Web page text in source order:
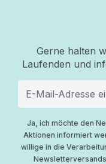
Gerne halten
Laufenden und
Ja, ich möchte den
Aktionen informiert
willige in die